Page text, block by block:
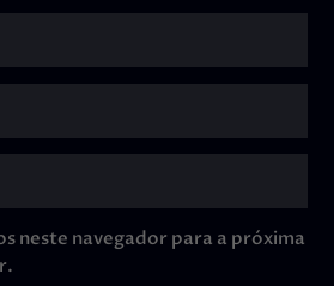
neste navegador para a próxima